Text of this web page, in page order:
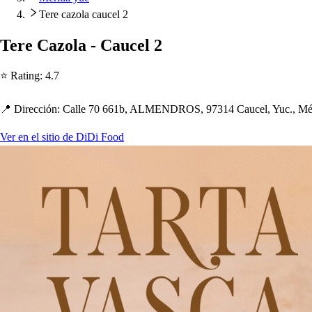
Tere cazola caucel 2
Tere Cazola - Caucel 2
⭐ Rating: 4.7
📍 Dirección: Calle 70 661b, ALMENDROS, 97314 Caucel, Yuc.,
Ver en el sitio de DiDi Food